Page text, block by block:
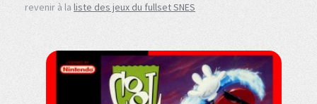
revenir à la liste des jeux du fullset SNES